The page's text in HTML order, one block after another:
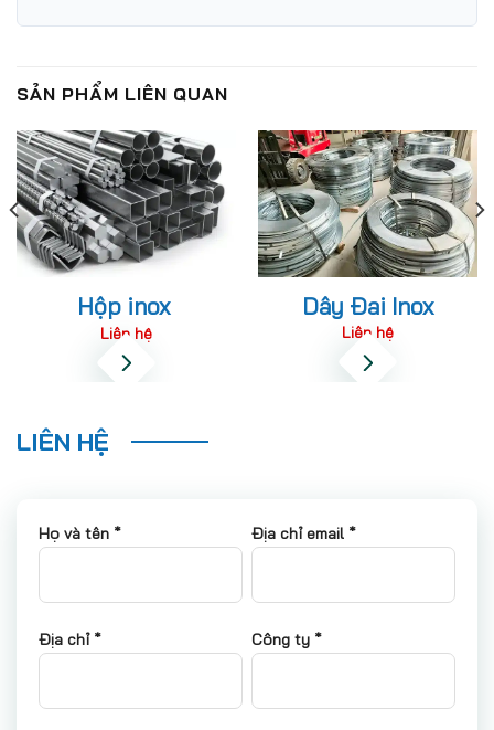
SẢN PHẨM LIÊN QUAN
Hộp inox
Liên hệ
Dây Đai Inox
Liên hệ
LIÊN HỆ
Họ và tên *
Địa chỉ *
Địa chỉ email *
Công ty *